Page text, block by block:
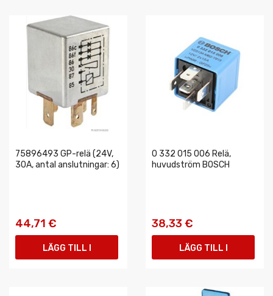
75896493 GP-relä (24V,
30A, antal anslutningar: 6)
44,71 €
LÄGG TILL I
0 332 015 006 Relä,
huvudström BOSCH
38,33 €
LÄGG TILL I